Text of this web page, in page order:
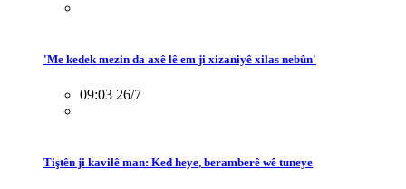
'Me kedek mezin da axê lê em ji xizaniyê xilas nebûn'
09:03 26/7
Tiştên ji kavilê man: Ked heye, beramberê wê tuneye